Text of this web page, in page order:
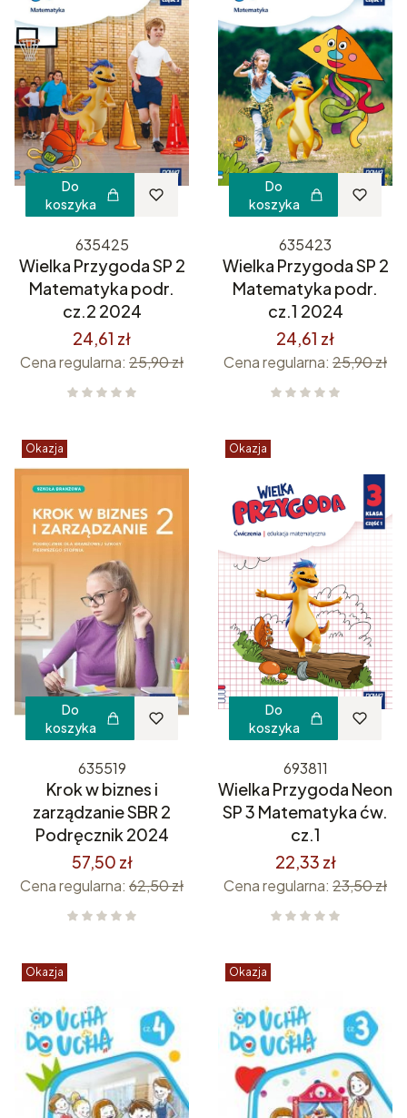
Do
koszyka
635425
Wielka Przygoda SP 2
Matematyka podr.
cz.2 2024
24,61 zł
Cena regularna: 25,90 zł
Do
koszyka
635423
Wielka Przygoda SP 2
Matematyka podr.
cz.1 2024
24,61 zł
Cena regularna: 25,90 zł
Okazja
Do
koszyka
635519
Krok w biznes i
zarządzanie SBR 2
Podręcznik 2024
57,50 zł
Cena regularna: 62,50 zł
Okazja
Do
koszyka
693811
Wielka Przygoda Neon
SP 3 Matematyka ćw.
cz.1
22,33 zł
Cena regularna: 23,50 zł
Okazja Okazja